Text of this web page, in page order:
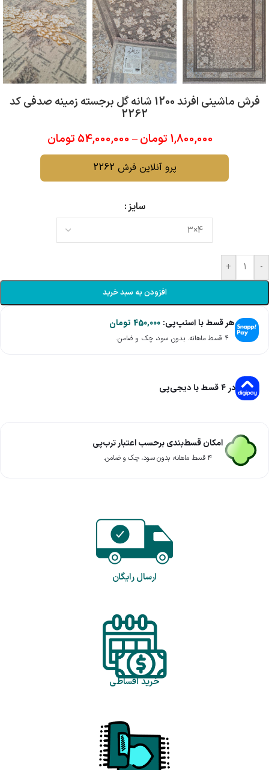
فرش ماشینی افرند 1200 شانه گل برجسته زمینه صدفی کد
2262
1,800,000 تومان –
54,000,000 تومان
پرو آنلاین فرش 2262
سایز
-
+
افزودن به سبد خرید
هر قسط با اسنپ‌پی: 450,000 تومان
۴ قسط ماهانه. بدون سود، چک و ضامن.
در ۴ قسط با دیجی‌پی
امکان قسط‌بندی برحسب اعتبار ترب‌پی
۴ قسط ماهانه. بدون سود، چک و ضامن.
ارسال رایگان
خرید اقساطی